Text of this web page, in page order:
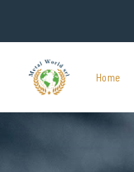
Home